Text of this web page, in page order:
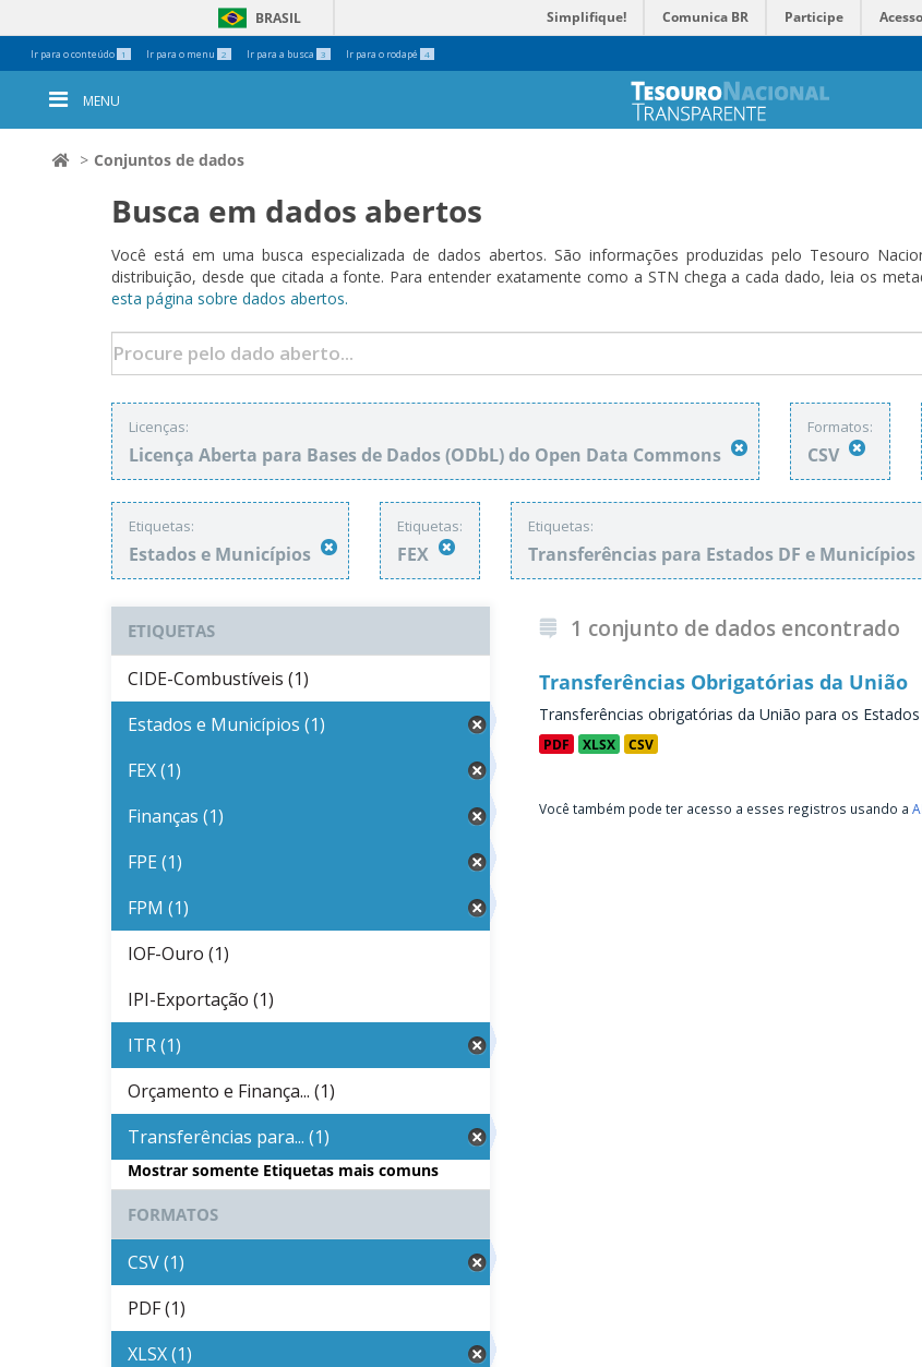
Ir para o conteúdo 1 Ir para o menu 2 Ir para a busca 3 Ir para o rodapé 4
BRASIL Simplifique! Comunica BR Participe
Ferramentas
Pessoais
MENU
Conjuntos de dados
Busca em dados abertos
Você está em uma busca especializada de dados abertos. São informações produzidas pelo Tesouro
distribuição, desde que citada a fonte. Para entender exatamente como a STN chega a cada dado, leia os
esta página sobre dados abertos.
Licenças:
Licença Aberta para Bases de Dados (ODbL) do Open Data Commons
Formatos:
CSV
Etiquetas:
Estados e Municípios
Etiquetas:
FEX
Etiquetas:
Transferências para Estados DF e Municípios
1 conjunto de dados encontrado
Transferências Obrigatórias da União
Transferências obrigatórias da União para os
PDF XLSX CSV
Você também pode ter acesso a esses registros usando a
ETIQUETAS
CIDE-Combustíveis (1)
Estados e Municípios (1)
FEX (1)
Finanças (1)
FPE (1)
FPM (1)
IOF-Ouro (1)
IPI-Exportação (1)
ITR (1)
Orçamento e Finança... (1)
Transferências para... (1)
Mostrar somente Etiquetas mais comuns
FORMATOS
CSV (1)
PDF (1)
XLSX (1)